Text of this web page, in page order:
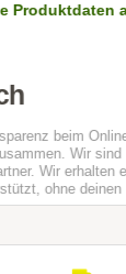
Produktdaten
beim
Wir
Wir erhalten
ohne